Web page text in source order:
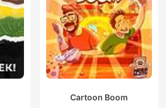
Cartoon Boom